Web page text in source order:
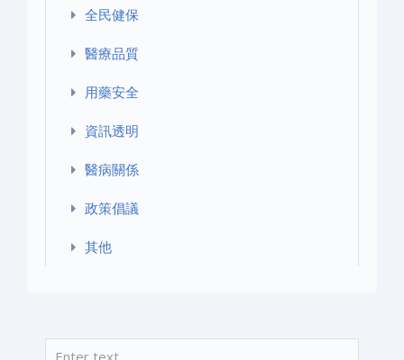
全民健保
醫療品質
用藥安全
資訊透明
醫病關係
政策倡議
其他